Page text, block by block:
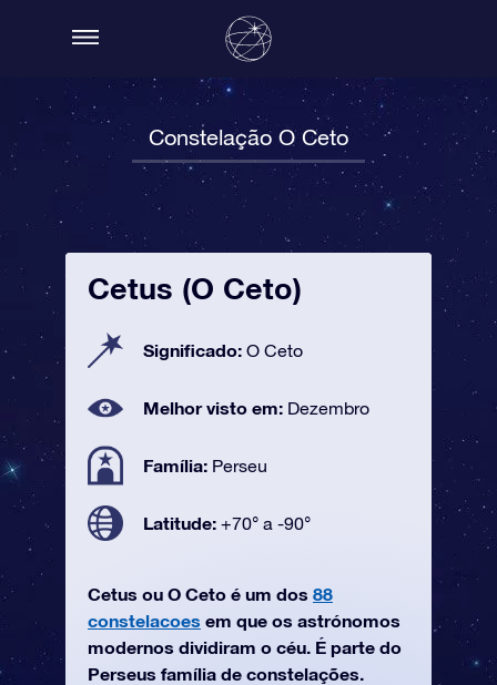
Constelação O Ceto
Cetus (O Ceto)
Significado: O Ceto
Melhor visto em: Dezembro
Família: Perseu
Latitude: +70° a -90°
Cetus ou O Ceto é um dos 88
constelacoes em que os astrónomos
modernos dividiram o céu. É parte do
Perseus família de constelações.